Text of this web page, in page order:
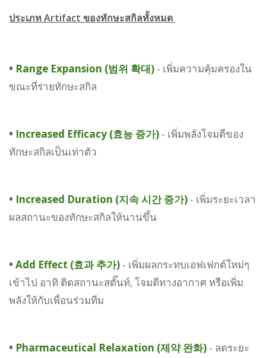
ประเภท Artifact ของทักษะสกิลทั้งหมด
• Range Expansion (범위 확대) - เพิ่มความคุ้มครองใน
ขณะที่ร่ายทักษะสกิล
• Increased Efficacy (효능 증가) - เพิ่มพลังโจมตีของ
ทักษะสกิลเป็นเท่าตัว
• Increased Duration (지속 시간 증가) - เพิ่มระยะเวลา
ผลสถานะของทักษะสกิลให้นานขึ้น
• Add Effect (효과 추가) - เพิ่มผลกระทบเอฟเฟกต์ใหม่ๆ
เข้าไป อาทิ ติดสถานะสตั๊นท์, โจมตีทางอากาศ หรือเพิ่ม
พลังให้กับเพื่อนร่วมทีม
• Pharmaceutical Relaxation (제약 완화) - ลดระยะ